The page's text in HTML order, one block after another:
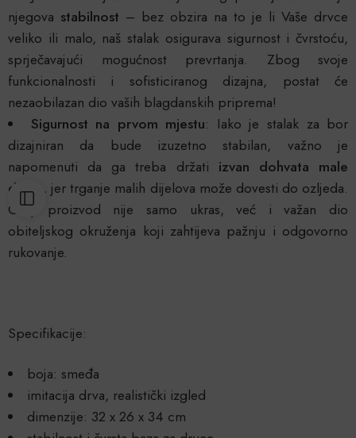
njegova stabilnost – bez obzira na to je li Vaše drvce
veliko ili malo, naš stalak osigurava sigurnost i čvrstoću,
sprječavajući mogućnost prevrtanja. Zbog svoje
funkcionalnosti i sofisticiranog dizajna, postat će
nezaobilazan dio vaših blagdanskih priprema!
Sigurnost na prvom mjestu: Iako je stalak za bor
dizajniran da bude izuzetno stabilan, važno je
napomenuti da ga treba držati izvan dohvata male
djece , jer trganje malih dijelova može dovesti do ozljeda.
Ovaj proizvod nije samo ukras, već i važan dio
obiteljskog okruženja koji zahtijeva pažnju i odgovorno
rukovanje.
Specifikacije:
boja: smeđa
imitacija drva, realistički izgled
dimenzije: 32 x 26 x 34 cm